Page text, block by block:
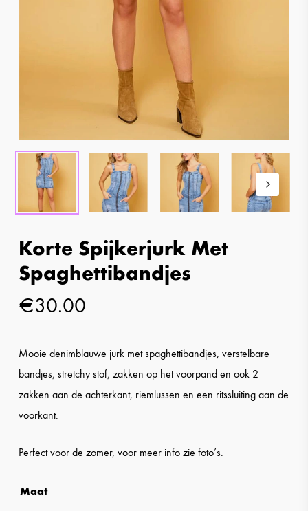
Korte Spijkerjurk Met
Spaghettibandjes
€30.00
Mooie denimblauwe jurk met spaghettibandjes, verstelbare
bandjes, stretchy stof, zakken op het voorpand en ook 2
zakken aan de achterkant, riemlussen en een ritssluiting aan de
voorkant.
Perfect voor de zomer, voor meer info zie foto’s.
Maat